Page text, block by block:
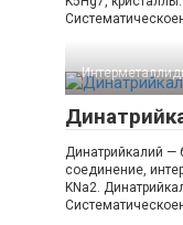
Динатрийкалий —
соединение,
KNa2.